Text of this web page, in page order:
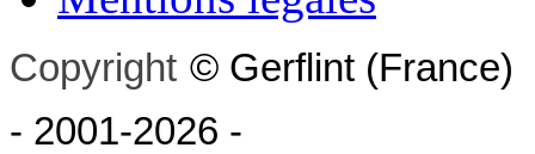
Copyright © Gerflint (France)
- 2001-2026 -